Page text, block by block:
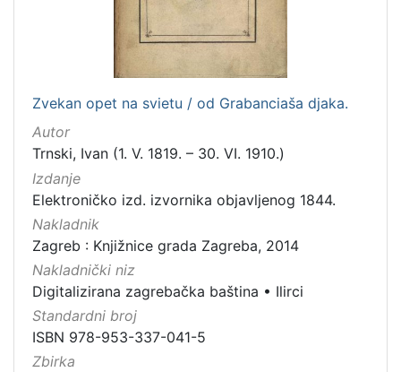
Zvekan opet na svietu / od Grabanciaša djaka.
Autor
Trnski, Ivan (1. V. 1819. – 30. VI. 1910.)
Izdanje
Elektroničko izd. izvornika objavljenog 1844.
Nakladnik
Zagreb : Knjižnice grada Zagreba, 2014
Nakladnički niz
Digitalizirana zagrebačka baština • Ilirci
Standardni broj
ISBN 978-953-337-041-5
Zbirka